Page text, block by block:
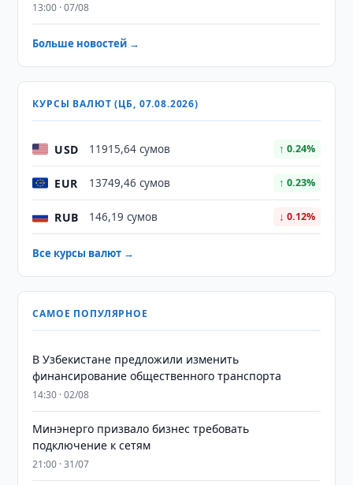
13:00 · 07/08
Больше новостей →
КУРСЫ ВАЛЮТ (ЦБ, 07.08.2026)
USD 11915,64 сумов ↑ 0.24%
EUR 13749,46 сумов ↑ 0.23%
RUB 146,19 сумов ↓ 0.12%
Все курсы валют →
САМОЕ ПОПУЛЯРНОЕ
В Узбекистане предложили изменить
финансирование общественного транспорта
14:30 · 02/08
Минэнерго призвало бизнес требовать
подключение к сетям
21:00 · 31/07